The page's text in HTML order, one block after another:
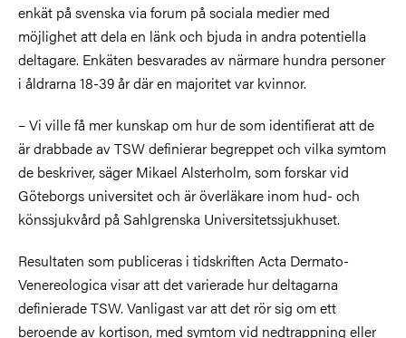
enkät på svenska via forum på sociala medier med
möjlighet att dela en länk och bjuda in andra potentiella
deltagare. Enkäten besvarades av närmare hundra personer
i åldrarna 18-39 år där en majoritet var kvinnor.
– Vi ville få mer kunskap om hur de som identifierat att de
är drabbade av TSW definierar begreppet och vilka symtom
de beskriver, säger Mikael Alsterholm, som forskar vid
Göteborgs universitet och är överläkare inom hud- och
könssjukvård på Sahlgrenska Universitetssjukhuset.
Resultaten som publiceras i tidskriften Acta Dermato-
Venereologica visar att det varierade hur deltagarna
definierade TSW. Vanligast var att det rör sig om ett
beroende av kortison, med symtom vid nedtrappning eller